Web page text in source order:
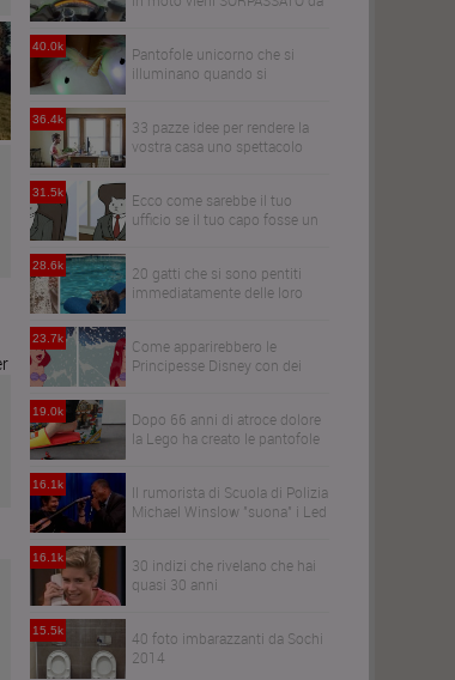
Pantofole unicorno che si
illuminano quando si
40.0k
33 pazze idee per rendere la
vostra casa uno spettacolo
36.4k
Ecco come sarebbe il tuo
ufficio se il tuo capo fosse un
31.5k
20 gatti che si sono pentiti
immediatamente delle loro
28.6k
Come apparirebbero le
Principesse Disney con dei
23.7k
Dopo 66 anni di atroce dolore
la Lego ha creato le pantofole
19.0k
Il rumorista di Scuola di Polizia
Michael Winslow "suona" i Led
16.1k
30 indizi che rivelano che hai
quasi 30 anni
16.1k
40 foto imbarazzanti da Sochi
2014
15.5k